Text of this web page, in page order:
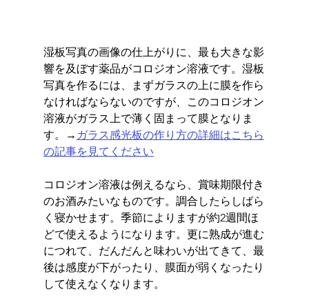
湿板写真の画像の仕上がりに、最も大きな影
響を及ぼす薬品がコロジオン溶液です。湿板
写真を作るには、まずガラスの上に膜を作ら
なければならないのですが、このコロジオン
溶液がガラス上で薄く固まって膜となりま
す。→ ガラス感光板の作り方の詳細はこちら
の記事を見てください
コロジオン溶液は例えるなら、賞味期限付き
のお酒みたいなものです。調合したらしばら
く寝かせます。季節によりますが約2週間ほ
どで使えるようになります。更に熟成が進む
につれて、だんだんと味わいが出てきて、最
後は感度が下がったり、膜面が弱くなったり
して使えなくなります。